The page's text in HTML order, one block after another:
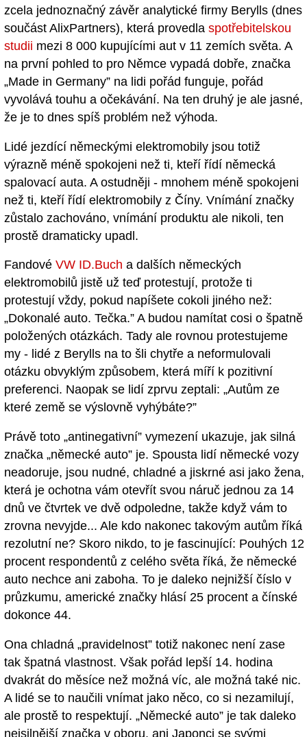
zcela jednoznačný závěr analytické firmy Berylls (dnes
součást AlixPartners), která provedla spotřebitelskou
studii mezi 8 000 kupujícími aut v 11 zemích světa. A
na první pohled to pro Němce vypadá dobře, značka
„Made in Germany” na lidi pořád funguje, pořád
vyvolává touhu a očekávání. Na ten druhý je ale jasné,
že je to dnes spíš problém než výhoda.
Lidé jezdící německými elektromobily jsou totiž
výrazně méně spokojeni než ti, kteří řídí německá
spalovací auta. A ostudněji - mnohem méně spokojeni
než ti, kteří řídí elektromobily z Číny. Vnímání značky
zůstalo zachováno, vnímání produktu ale nikoli, ten
prostě dramaticky upadl.
Fandové VW ID.Buch a dalších německých
elektromobilů jistě už teď protestují, protože ti
protestují vždy, pokud napíšete cokoli jiného než:
„Dokonalé auto. Tečka.” A budou namítat cosi o špatně
položených otázkách. Tady ale rovnou protestujeme
my - lidé z Berylls na to šli chytře a neformulovali
otázku obvyklým způsobem, která míří k pozitivní
preferenci. Naopak se lidí zprvu zeptali: „Autům ze
které země se výslovně vyhýbáte?”
Právě toto „antinegativní” vymezení ukazuje, jak silná
značka „německé auto” je. Spousta lidí německé vozy
neadoruje, jsou nudné, chladné a jiskrné asi jako žena,
která je ochotna vám otevřít svou náruč jednou za 14
dnů ve čtvrtek ve dvě odpoledne, takže když vám to
zrovna nevyjde... Ale kdo nakonec takovým autům říká
rezolutní ne? Skoro nikdo, to je fascinující: Pouhých 12
procent respondentů z celého světa říká, že německé
auto nechce ani zaboha. To je daleko nejnižší číslo v
průzkumu, americké značky hlásí 25 procent a čínské
dokonce 44.
Ona chladná „pravidelnost” totiž nakonec není zase
tak špatná vlastnost. Však pořád lepší 14. hodina
dvakrát do měsíce než možná víc, ale možná také nic.
A lidé se to naučili vnímat jako něco, co si nezamilují,
ale prostě to respektují. „Německé auto” je tak daleko
nejsilnější značka v oboru, ani Japonci se svými